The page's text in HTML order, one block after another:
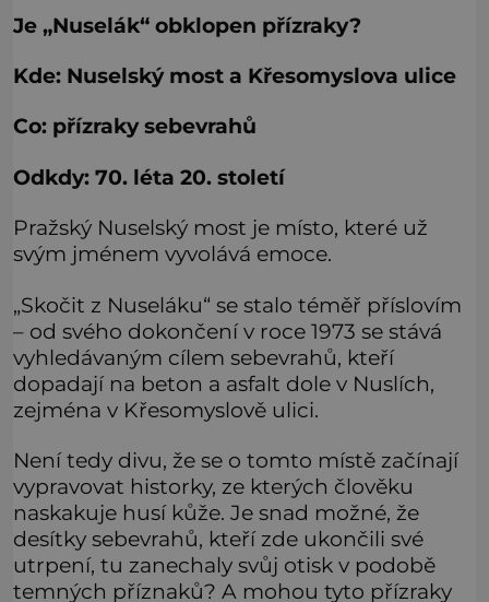
Je „Nuselák“ obklopen přízraky?
Kde: Nuselský most a Křesomyslova ulice
Co: přízraky sebevrahů
Odkdy: 70. léta 20. století
Pražský Nuselský most je místo, které už
svým jménem vyvolává emoce.
„Skočit z Nuseláku“ se stalo téměř příslovím
– od svého dokončení v roce 1973 se stává
vyhledávaným cílem sebevrahů, kteří
dopadají na beton a asfalt dole v Nuslích,
zejména v Křesomyslově ulici.
Není tedy divu, že se o tomto místě začínají
vypravovat historky, ze kterých člověku
naskakuje husí kůže. Je snad možné, že
desítky sebevrahů, kteří zde ukončili své
utrpení, tu zanechaly svůj otisk v podobě
temných příznaků? A mohou tyto přízraky